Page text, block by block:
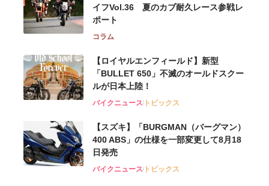
イフVol.36 夏のカブ耐久レース参戦レ
ポート
コラム
【ロイヤルエンフィールド】新型
「BULLET 650」不滅のオールドスクー
ルが⽇本上陸！
バイクニューストピックス
【スズキ】「BURGMAN（バーグマン）
400 ABS」の仕様を一部変更して8月18
日発売
バイクニューストピックス